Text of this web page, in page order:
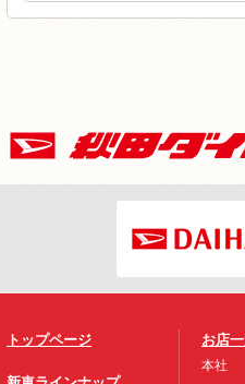
トップページ お店
本社